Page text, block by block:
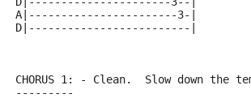
A|-----------------------3-|
D|-------------------------|
CHORUS 1: - Clean.  Slow down the
---------